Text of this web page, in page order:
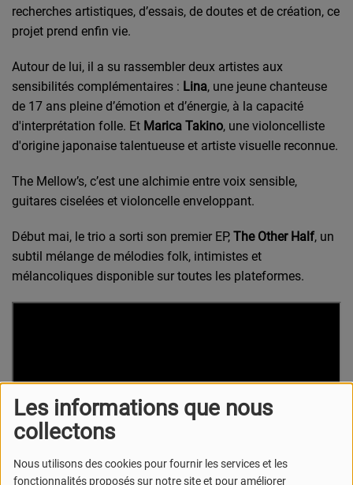
Les informations que nous
collectons
Nous utilisons des cookies pour fournir les services et les
fonctionnalités proposés sur notre site et pour améliorer
recherches artistiques, d’essais, de doutes et de création, ce
projet prend enfin vie.
Autour de lui, il a su rassembler deux artistes aux
sensibilités complémentaires : Lina, une jeune chanteuse
de 17 ans pleine d’émotion et d’énergie, à la capacité
d'interprétation folle. Et Marica Takino, une violoncelliste
d'origine japonaise talentueuse et artiste visuelle reconnue.
The Mellow’s, c’est une alchimie entre voix sensible,
guitares ciselées et violoncelle enveloppant.
Début mai, le trio a sorti son premier EP, The Other Half, un
subtil mélange de mélodies folk, intimistes et
mélancoliques disponible sur toutes les plateformes.